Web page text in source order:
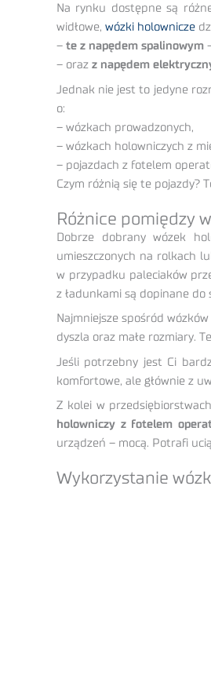
Na rynku dostępne są
widłowe, wózki holownicze
– te z napędem spalinowym
– oraz z napędem
Jednak nie jest to jedyne
o:
– wózkach prowadzonych,
– wózkach holowniczych z
– pojazdach z fotelem
Czym różnią się te pojazdy?
Różnice pomiędzy
Dobrze dobrany wózek
umieszczonych na rolkach
w przypadku paleciaków
z ładunkami są dopinane do
Najmniejsze spośród
dyszla oraz małe rozmiary.
Jeśli potrzebny jest Ci
komfortowe, ale głównie z
Z kolei w
holowniczy z fotelem
urządzeń – mocą. Potrafi
Wykorzystanie